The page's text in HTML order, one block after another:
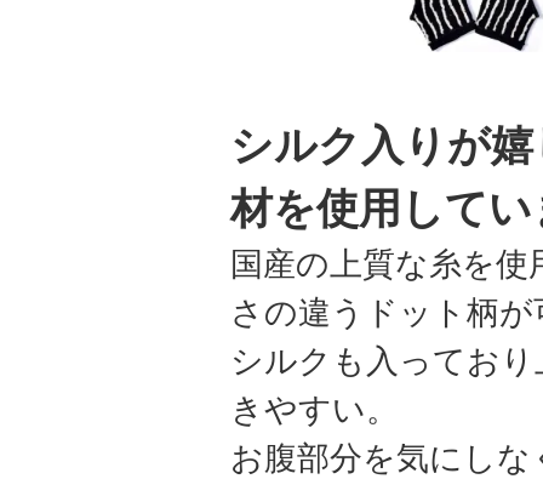
シルク入りが
材を使用して
国産の上質な糸を
さの違うドット柄が
シルクも入ってお
きやすい。
お腹部分を気にし